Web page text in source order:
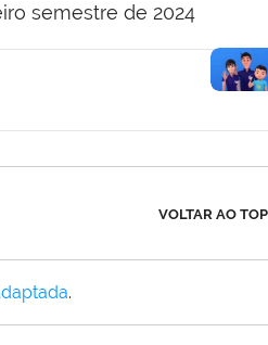
semestre de 2024
VOLTAR AO
.